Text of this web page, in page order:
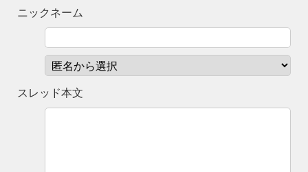
ニックネーム
スレッド本文